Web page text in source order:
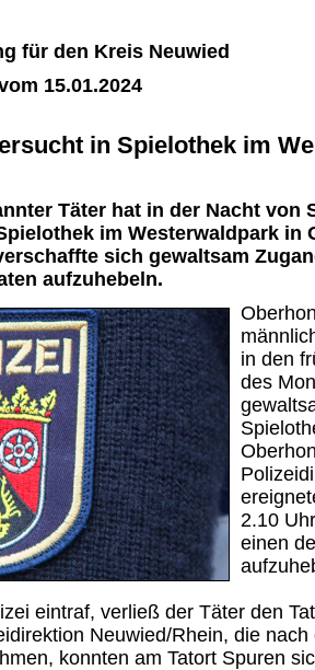
für den Kreis Neuwied
15.01.2024
in Spielothek im
Täter hat in der Nacht von
im Westerwaldpark in
sich gewaltsam
aufzuhebeln.
in den
des
2.10
einen
eintraf, verließ der Täter den
Neuwied/Rhein, die nach
konnten am Tatort Spuren